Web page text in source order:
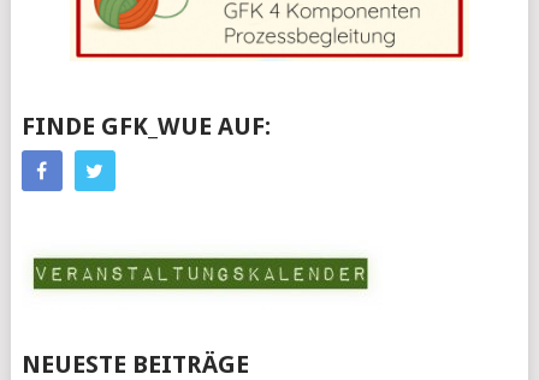
FINDE GFK_WUE AUF:
NEUESTE BEITRÄGE